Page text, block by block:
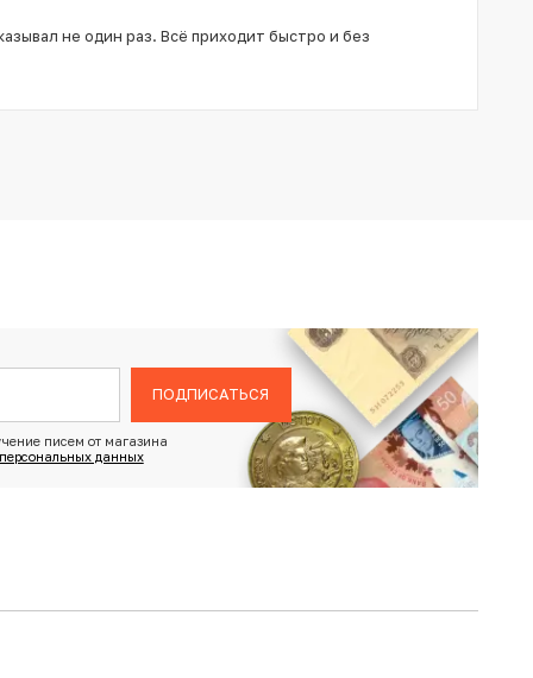
не один раз. Всё приходит быстро и без
ПОДПИСАТЬСЯ
писем от магазина
данных